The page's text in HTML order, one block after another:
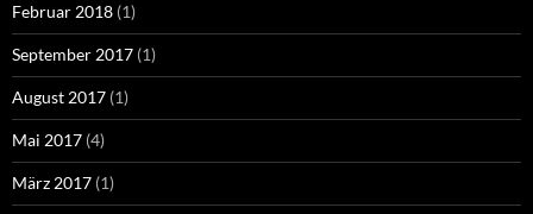
Februar 2018 (1)
September 2017 (1)
August 2017 (1)
Mai 2017 (4)
März 2017 (1)